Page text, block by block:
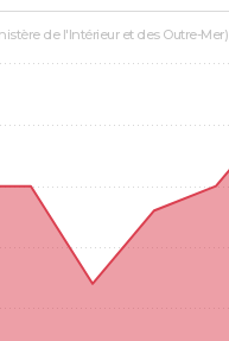
de l'Intérieur et des Outre-Mer)